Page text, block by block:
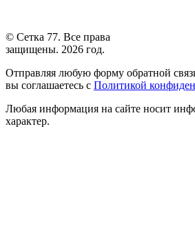
© Сетка 77. Все права
защищены. 2026 год.
Отправляя любую форму обратной
вы соглашаетесь с Политикой
Любая информация на сайте носит
характер.